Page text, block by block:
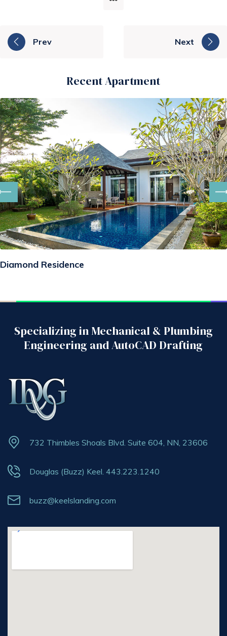
Prev Next
Recent Apartment
Diamond Residence
Specializing in Mechanical & Plumbing
Engineering and AutoCAD Drafting
732 Thimbles Shoals Blvd. Suite 604, NN, 23606
Douglas (Buzz) Keel. 443.223.1240
buzz@keelslanding.com